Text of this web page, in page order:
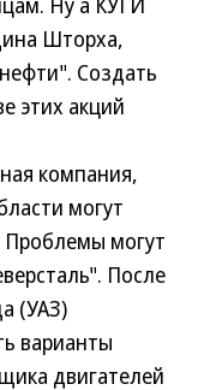
Шторха,
Создать
этих акций
компания,
могут
Проблемы могут
После
(УАЗ)
варианты
двигателей